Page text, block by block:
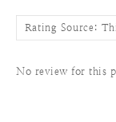
No review for this